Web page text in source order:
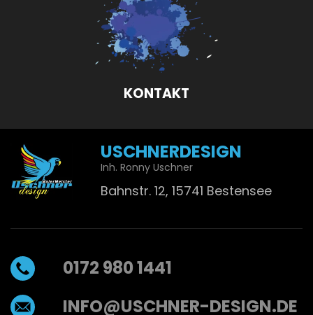
KONTAKT
USCHNERDESIGN
Inh. Ronny Uschner
Bahnstr. 12, 15741 Bestensee
0172 980 1441
INFO@USCHNER-DESIGN.DE